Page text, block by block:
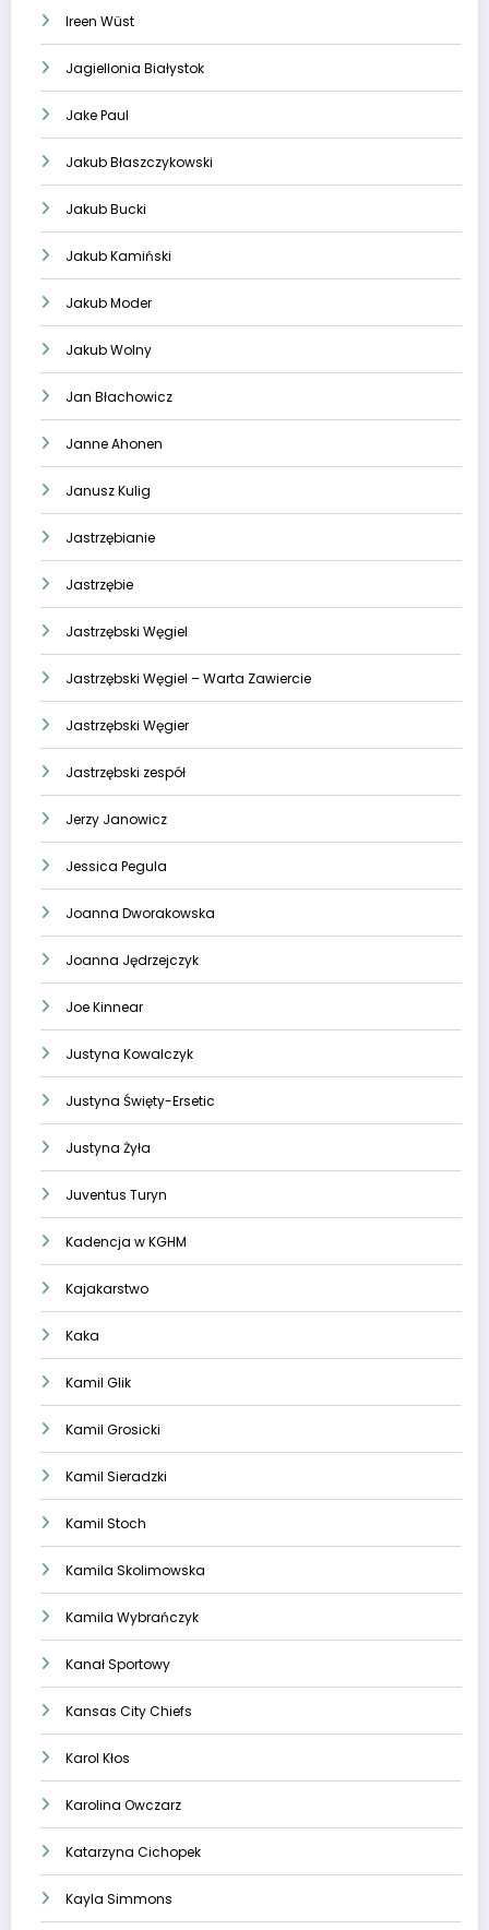
Ireen Wüst
Jagiellonia Białystok
Jake Paul
Jakub Błaszczykowski
Jakub Bucki
Jakub Kamiński
Jakub Moder
Jakub Wolny
Jan Błachowicz
Janne Ahonen
Janusz Kulig
Jastrzębianie
Jastrzębie
Jastrzębski Węgiel
Jastrzębski Węgiel – Warta Zawiercie
Jastrzębski Węgier
Jastrzębski zespół
Jerzy Janowicz
Jessica Pegula
Joanna Dworakowska
Joanna Jędrzejczyk
Joe Kinnear
Justyna Kowalczyk
Justyna Święty-Ersetic
Justyna Żyła
Juventus Turyn
Kadencja w KGHM
Kajakarstwo
Kaka
Kamil Glik
Kamil Grosicki
Kamil Sieradzki
Kamil Stoch
Kamila Skolimowska
Kamila Wybrańczyk
Kanał Sportowy
Kansas City Chiefs
Karol Kłos
Karolina Owczarz
Katarzyna Cichopek
Kayla Simmons